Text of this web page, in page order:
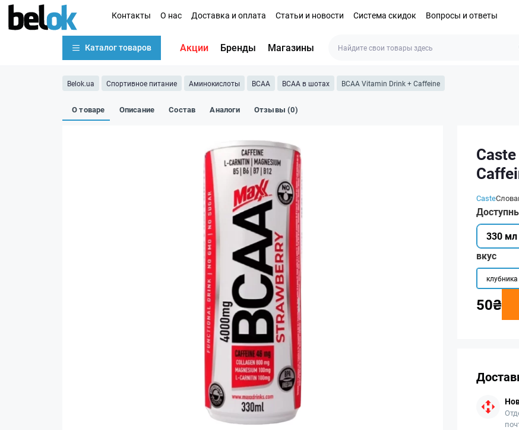
Контакты О нас Доставка и оплата Статьи и новости Система скидок Вопросы и ответы
Каталог товаров Акции Бренды Магазины
Belok.ua Спортивное питание Аминокислоты BCAA BCAA в шотах BCAA Vitamin Drink + Caffeine
О товаре Описание Состав Аналоги Отзывы (0)
Caste
330 мл
вкус
клубника
50₴